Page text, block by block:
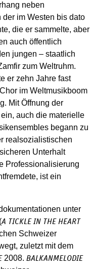
neben
der im Westen bis dato
die er sammelte, aber
auch öffentlich
jungen – staatlich
zum Weltruhm.
er zehn Jahre fast
im Weltmusikboom
Mit Öffnung der
auch die materielle
begann zu
realsozialistischen
Unterhalt
Professionalisierung
ist ein
unter
A TICKLE IN THE HEART
Schweizer
zuletzt mit dem
2008. BALKANMELODIE